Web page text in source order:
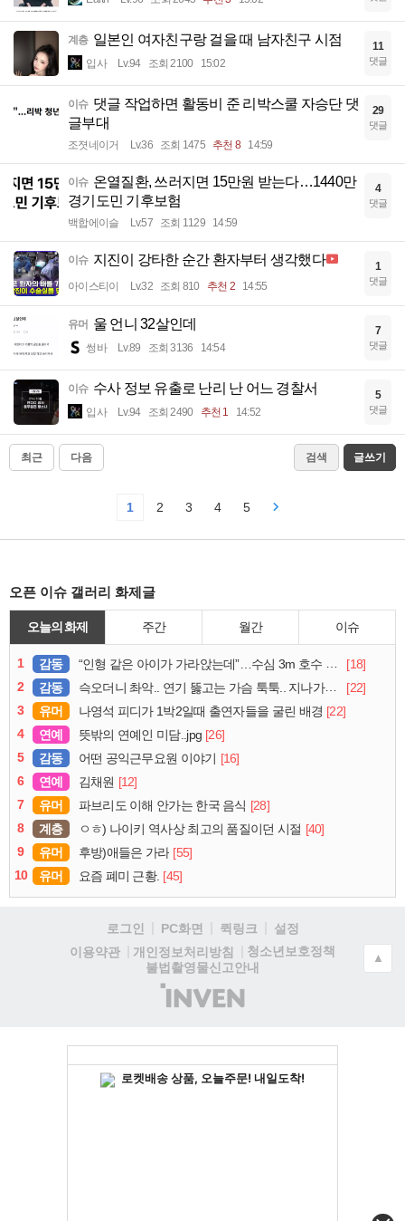
계층 일본인 여자친구랑 걸을 때 남자친구 시점
입사 Lv.94 조회 2100 15:02
11
댓글
이슈 댓글 작업하면 활동비 준 리박스쿨 자승단 댓
글부대
조졋네이거 Lv.36 조회 1475 추천 8 14:59
29
댓글
이슈 온열질환, 쓰러지면 15만원 받는다…1440만
경기도민 기후보험
백합에이슬 Lv.57 조회 1129 14:59
4
댓글
이슈 지진이 강타한 순간 환자부터 생각했다
아이스티이 Lv.32 조회 810 추천 2 14:55
1
댓글
유머 울 언니 32살인데
썽바 Lv.89 조회 3136 14:54
7
댓글
이슈 수사 정보 유출로 난리 난 어느 경찰서
입사 Lv.94 조회 2490 추천 1 14:52
5
댓글
최근 다음 검색 글쓰기
1 2 3 4 5
오픈 이슈 갤러리 화제글
오늘의 화제 주간 월간 이슈
1 감동 “인형 같은 아이가 가라앉는데”…수심 3m 호수 뛰어든 60대 의인
[18]
2
감동 슥오더니 촤악.. 연기 뚫고는 가슴 툭툭.. 지나가던 아재의 정체
[22]
3
유머 나영석 피디가 1박2일때 출연자들을 굴린 배경 [22]
4
연예 뜻밖의 연예인 미담..jpg [26]
5
감동 어떤 공익근무요원 이야기 [16]
6
연예 김채원 [12]
7
유머 파브리도 이해 안가는 한국 음식 [28]
8
계층 ㅇㅎ) 나이키 역사상 최고의 품질이던 시절 [40]
9
유머 후방)애들은 가라 [55]
10
유머 요즘 폐미 근황. [45]
로그인 PC화면 퀵링크
설정
이용약관
개인정보처리방침
청소년보호정책
불법촬영물신고안내
(주)
인
▲